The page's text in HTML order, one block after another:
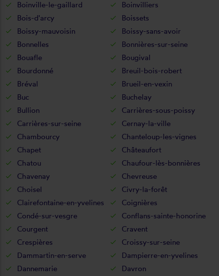
Boinville-le-gaillard
Boinvilliers
Bois-d'arcy
Boissets
Boissy-mauvoisin
Boissy-sans-avoir
Bonnelles
Bonnières-sur-seine
Bouafle
Bougival
Bourdonné
Breuil-bois-robert
Bréval
Brueil-en-vexin
Buc
Buchelay
Bullion
Carrières-sous-poissy
Carrières-sur-seine
Cernay-la-ville
Chambourcy
Chanteloup-les-vignes
Chapet
Châteaufort
Chatou
Chaufour-lès-bonnières
Chavenay
Chevreuse
Choisel
Civry-la-forêt
Clairefontaine-en-yvelines
Coignières
Condé-sur-vesgre
Conflans-sainte-honorine
Courgent
Cravent
Crespières
Croissy-sur-seine
Dammartin-en-serve
Dampierre-en-yvelines
Dannemarie
Davron